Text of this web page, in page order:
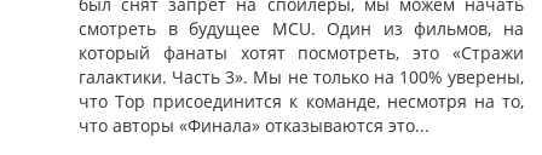
смотреть в будущее MCU. Один из фильмов, на
который фанаты хотят посмотреть, это «Стражи
галактики. Часть 3». Мы не только на 100% уверены,
что Тор присоединится к команде, несмотря на то,
что авторы «Финала» отказываются это...